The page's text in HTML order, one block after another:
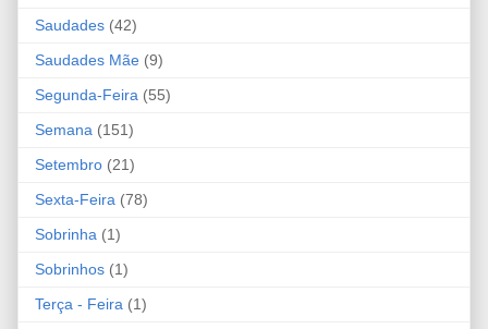
Saudades (42)
Saudades Mãe (9)
Segunda-Feira (55)
Semana (151)
Setembro (21)
Sexta-Feira (78)
Sobrinha (1)
Sobrinhos (1)
Terça - Feira (1)